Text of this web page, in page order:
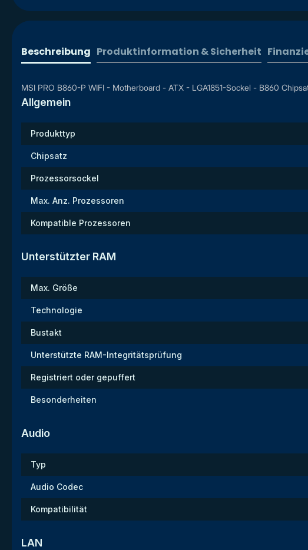
Beschreibung Produktinformation & Sicherheit
MSI PRO B860-P WIFI - Motherboard - ATX - LGA1851-Sockel - B860
Allgemein
Produkttyp
Chipsatz
Prozessorsockel
Max. Anz. Prozessoren
Kompatible Prozessoren
Unterstützter RAM
Max. Größe
Technologie
Bustakt
Unterstützte RAM-Integritätsprüfung
Registriert oder gepuffert
Besonderheiten
Audio
Typ
Audio Codec
Kompatibilität
LAN